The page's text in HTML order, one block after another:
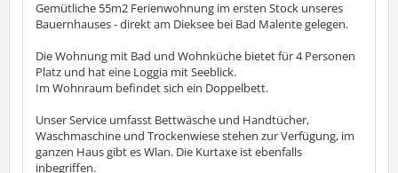
Gemütliche 55m2 Ferienwohnung im ersten Stock unseres
Bauernhauses - direkt am Dieksee bei Bad Malente gelegen.
Die Wohnung mit Bad und Wohnküche bietet für 4 Personen
Platz und hat eine Loggia mit Seeblick.
Im Wohnraum befindet sich ein Doppelbett.
Unser Service umfasst Bettwäsche und Handtücher,
Waschmaschine und Trockenwiese stehen zur Verfügung, im
ganzen Haus gibt es Wlan. Die Kurtaxe ist ebenfalls
inbegriffen.